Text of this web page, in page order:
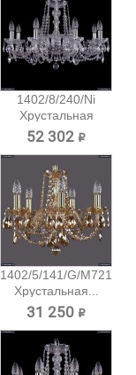
1402/8/240/Ni
Хрустальная
подвесная...
52 302 ₽
1402/5/141/G/M721
Хрустальная...
31 250 ₽